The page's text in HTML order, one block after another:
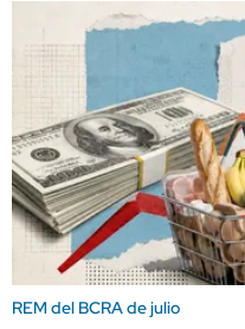
REM del BCRA de julio